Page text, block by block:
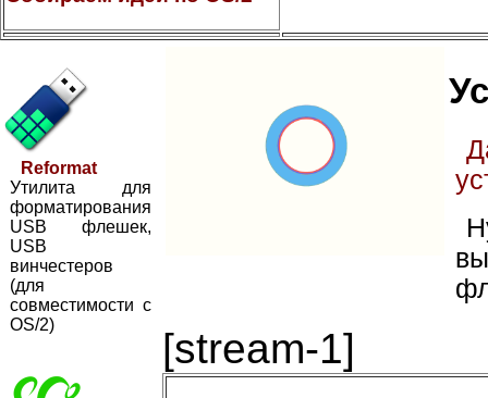
Reformat
Утилита для
форматирования
USB флешек,
USB
винчестеров
(для
совместимости с
OS/2)
[stream-1]